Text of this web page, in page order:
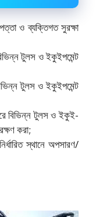
ও ব্যক্তিগত সুরক্ষা
টুলস ও ইকুইপমেন্ট
টুলস ও ইকুইপমেন্ট
বিভিন্ন টুলস ও ইকুই-
করা;
স্থানে অপসারণ/